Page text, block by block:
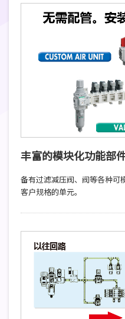
丰富的模块化功能部
备有过滤减压阀、阀等各种可
客户规格的单元。
无配管解